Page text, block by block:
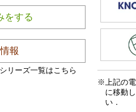
をする
報
リーズ一覧はこちら
上記の
に移動
い．